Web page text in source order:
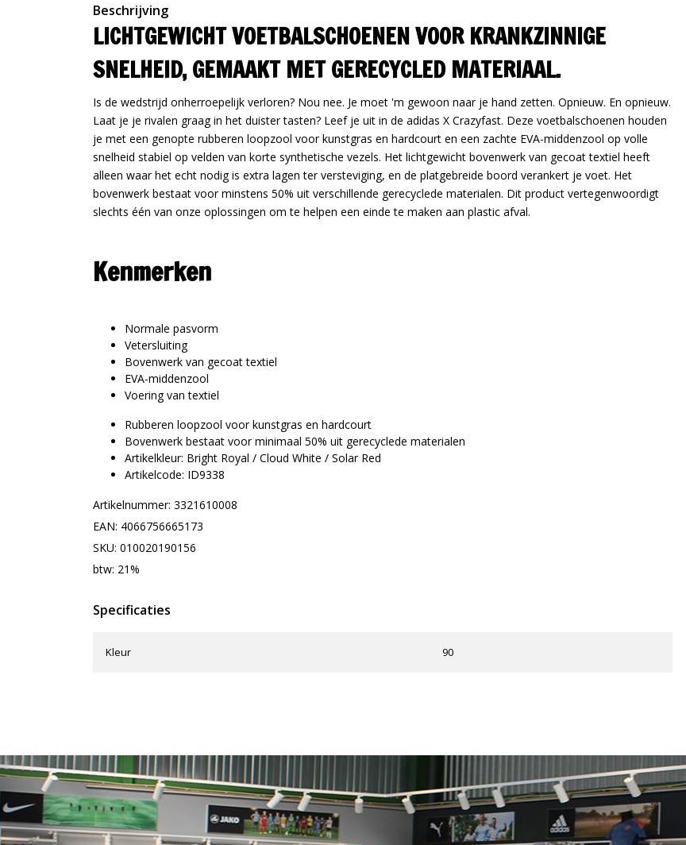
Beschrijving
LICHTGEWICHT VOETBALSCHOENEN VOOR KRANKZINNIGE
SNELHEID, GEMAAKT MET GERECYCLED MATERIAAL.
Is de wedstrijd onherroepelijk verloren? Nou nee. Je moet 'm gewoon naar je hand zetten. Opnieuw. En opnieuw.
Laat je je rivalen graag in het duister tasten? Leef je uit in de adidas X Crazyfast. Deze voetbalschoenen houden
je met een genopte rubberen loopzool voor kunstgras en hardcourt en een zachte EVA-middenzool op volle
snelheid stabiel op velden van korte synthetische vezels. Het lichtgewicht bovenwerk van gecoat textiel heeft
alleen waar het echt nodig is extra lagen ter versteviging, en de platgebreide boord verankert je voet. Het
bovenwerk bestaat voor minstens 50% uit verschillende gerecyclede materialen. Dit product vertegenwoordigt
slechts één van onze oplossingen om te helpen een einde te maken aan plastic afval.
Kenmerken
Normale pasvorm
Vetersluiting
Bovenwerk van gecoat textiel
EVA-middenzool
Voering van textiel
Rubberen loopzool voor kunstgras en hardcourt
Bovenwerk bestaat voor minimaal 50% uit gerecyclede materialen
Artikelkleur: Bright Royal / Cloud White / Solar Red
Artikelcode: ID9338
Artikelnummer: 3321610008
EAN: 4066756665173
SKU: 010020190156
btw: 21%
Specificaties
Kleur 90